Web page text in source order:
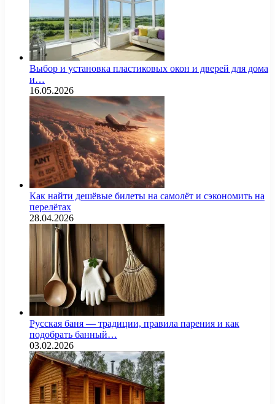
Выбор и установка пластиковых окон и дверей для дома
и…
16.05.2026
Как найти дешёвые билеты на самолёт и сэкономить на
перелётах
28.04.2026
Русская баня — традиции, правила парения и как
подобрать банный…
03.02.2026